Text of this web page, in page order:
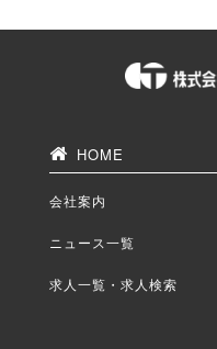
HOME
会社案内
ニュース一覧
求人一覧・求人検索